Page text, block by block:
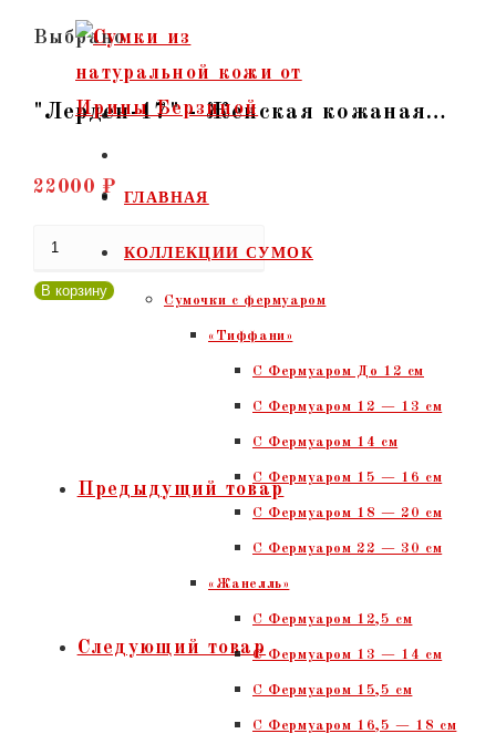
Перейти
содержимому
ГЛАВНАЯ
КОЛЛЕКЦИИ СУМОК
Сумочки c фермуаром
«Тиффани»
С Фермуаром До 12 см
С Фермуаром 12 — 13 см
С Фермуаром 14 см
С Фермуаром 15 — 16 см
C Фермуаром 18 — 20 см
С Фермуаром 22 — 30 см
«Жанелль»
С Фермуаром 12,5 см
С Фермуаром 13 — 14 см
С Фермуаром 15,5 см
С Фермуаром 16,5 — 18 см
Выбрано:
"Лерден-17" - Женская кожаная…
22000 ₽
Количество
товара
В корзину
Предыдущий товар
Следующий товар